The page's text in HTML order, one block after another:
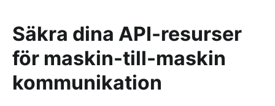
Säkra dina API-resurser
för maskin-till-maskin
kommunikation